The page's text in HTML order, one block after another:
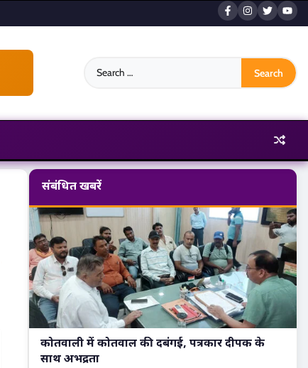
Search
संबंधित खबरें
कोतवाली में कोतवाल की दबंगई, पत्रकार दीपक के
साथ अभद्रता